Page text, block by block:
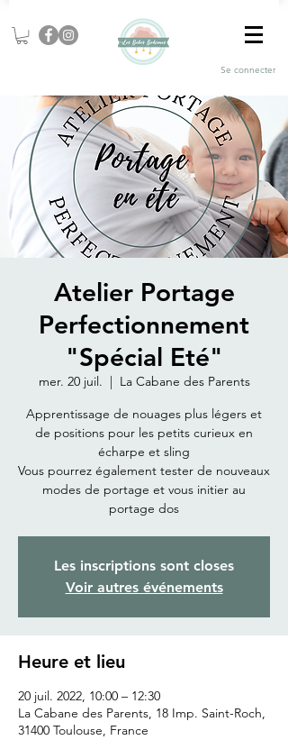
Se connecter
Atelier Portage
Perfectionnement
"Spécial Eté"
mer. 20 juil.
  |
La Cabane des Parents
Apprentissage de nouages plus légers et
de positions pour les petits curieux en
écharpe et sling
Vous pourrez également tester de nouveaux
modes de portage et vous initier au
Les inscriptions sont closes
Voir autres événements
Heure et lieu
20 juil. 2022, 10:00 – 12:30
La Cabane des Parents, 18 Imp. Saint-Roch,
31400 Toulouse, France